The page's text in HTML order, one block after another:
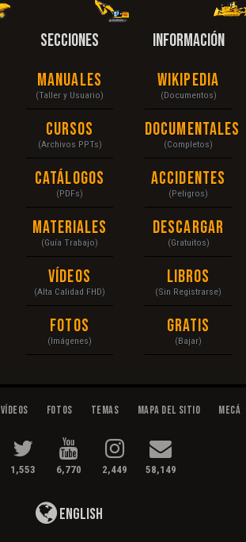
SECCIONES
Manuales
(Taller y Usuario)
Cursos
(Archivos PPTs)
Catálogos
(PDFs)
Materiales
(Guía Trabajo)
Vídeos
(Alta Calidad FHD)
Fotos
(Imágenes)
INFORMACIÓN
Wikipedia
(Documentos)
Documentales
(Completos)
Accidentes
(Peligros)
Descargar
(Gratuitos)
Libros
(Sin Registrarse)
Gratis
(Bajar)
Vídeos Fotos Temas Mapa del Sitio
1,553 6,770 2,449 58,149
English